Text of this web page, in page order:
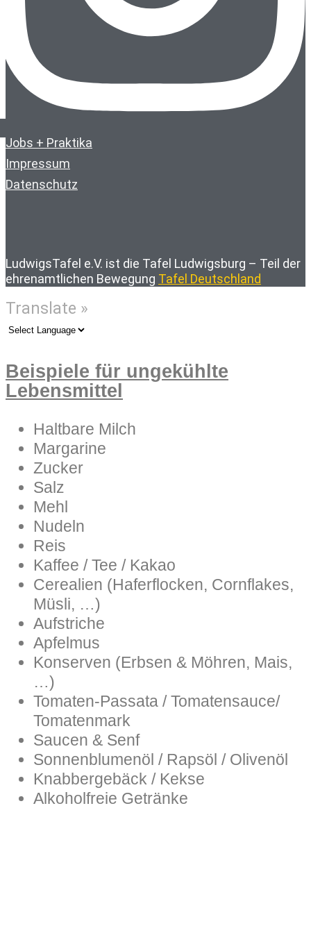
Jobs + Praktika
Impressum
Datenschutz
LudwigsTafel e.V. ist die Tafel Ludwigsburg – Teil der
ehrenamtlichen Bewegung Tafel Deutschland
Translate »
Beispiele für ungekühlte
Lebensmittel
Haltbare Milch
Margarine
Zucker
Salz
Mehl
Nudeln
Reis
Kaffee / Tee / Kakao
Cerealien (Haferflocken, Cornflakes,
Müsli, …)
Aufstriche
Apfelmus
Konserven (Erbsen & Möhren, Mais,
…)
Tomaten-Passata / Tomatensauce/
Tomatenmark
Saucen & Senf
Sonnenblumenöl / Rapsöl / Olivenöl
Knabbergebäck / Kekse
Alkoholfreie Getränke